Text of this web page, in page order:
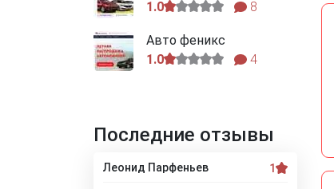
1.0
8
Авто феникс
1.0
4
Последние отзывы
Леонид Парфеньев 1